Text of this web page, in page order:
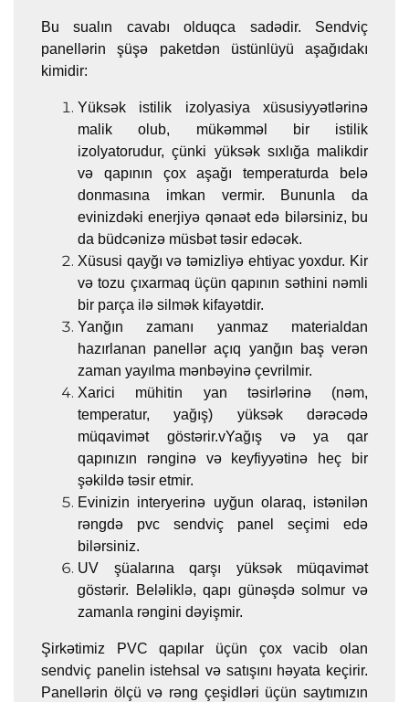
Bu sualın cavabı olduqca sadədir. Sendviç
panellərin şüşə paketdən üstünlüyü aşağıdakı
kimidir:
Yüksək istilik izolyasiya xüsusiyyətlərinə
malik olub, mükəmməl bir istilik
izolyatorudur, çünki yüksək sıxlığa malikdir
və qapının çox aşağı temperaturda belə
donmasına imkan vermir. Bununla da
evinizdəki enerjiyə qənaət edə bilərsiniz, bu
da büdcənizə müsbət təsir edəcək.
Xüsusi qayğı və təmizliyə ehtiyac yoxdur. Kir
və tozu çıxarmaq üçün qapının səthini nəmli
bir parça ilə silmək kifayətdir.
Yanğın zamanı yanmaz materialdan
hazırlanan panellər açıq yanğın baş verən
zaman yayılma mənbəyinə çevrilmir.
Xarici mühitin yan təsirlərinə (nəm,
temperatur, yağış) yüksək dərəcədə
müqavimət göstərir.vYağış və ya qar
qapınızın rənginə və keyfiyyətinə heç bir
şəkildə təsir etmir.
Evinizin interyerinə uyğun olaraq, istənilən
rəngdə pvc sendviç panel seçimi edə
bilərsiniz.
UV şüalarına qarşı yüksək müqavimət
göstərir. Beləliklə, qapı günəşdə solmur və
zamanla rəngini dəyişmir.
Şirkətimiz PVC qapılar üçün çox vacib olan
sendviç panelin istehsal və satışını həyata keçirir.
Panellərin ölçü və rəng çeşidləri üçün saytımızın